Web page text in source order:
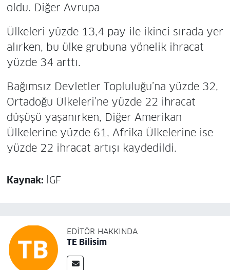
oldu. Diğer Avrupa
Ülkeleri yüzde 13,4 pay ile ikinci sırada yer
alırken, bu ülke grubuna yönelik ihracat
yüzde 34 arttı.
Bağımsız Devletler Topluluğu’na yüzde 32,
Ortadoğu Ülkeleri’ne yüzde 22 ihracat
düşüşü yaşanırken, Diğer Amerikan
Ülkelerine yüzde 61, Afrika Ülkelerine ise
yüzde 22 ihracat artışı kaydedildi.
Kaynak: İGF
EDITÖR HAKKINDA
TE Bilisim